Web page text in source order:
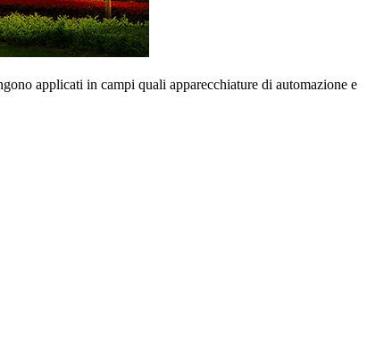
applicati in campi quali apparecchiature di automazione e